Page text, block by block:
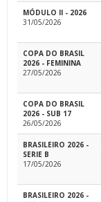
MÓDULO II - 2026
31/05/2026
COPA DO BRASIL
2026 - FEMININA
27/05/2026
COPA DO BRASIL
2026 - SUB 17
26/05/2026
BRASILEIRO 2026 -
SERIE B
17/05/2026
BRASILEIRO 2026 -